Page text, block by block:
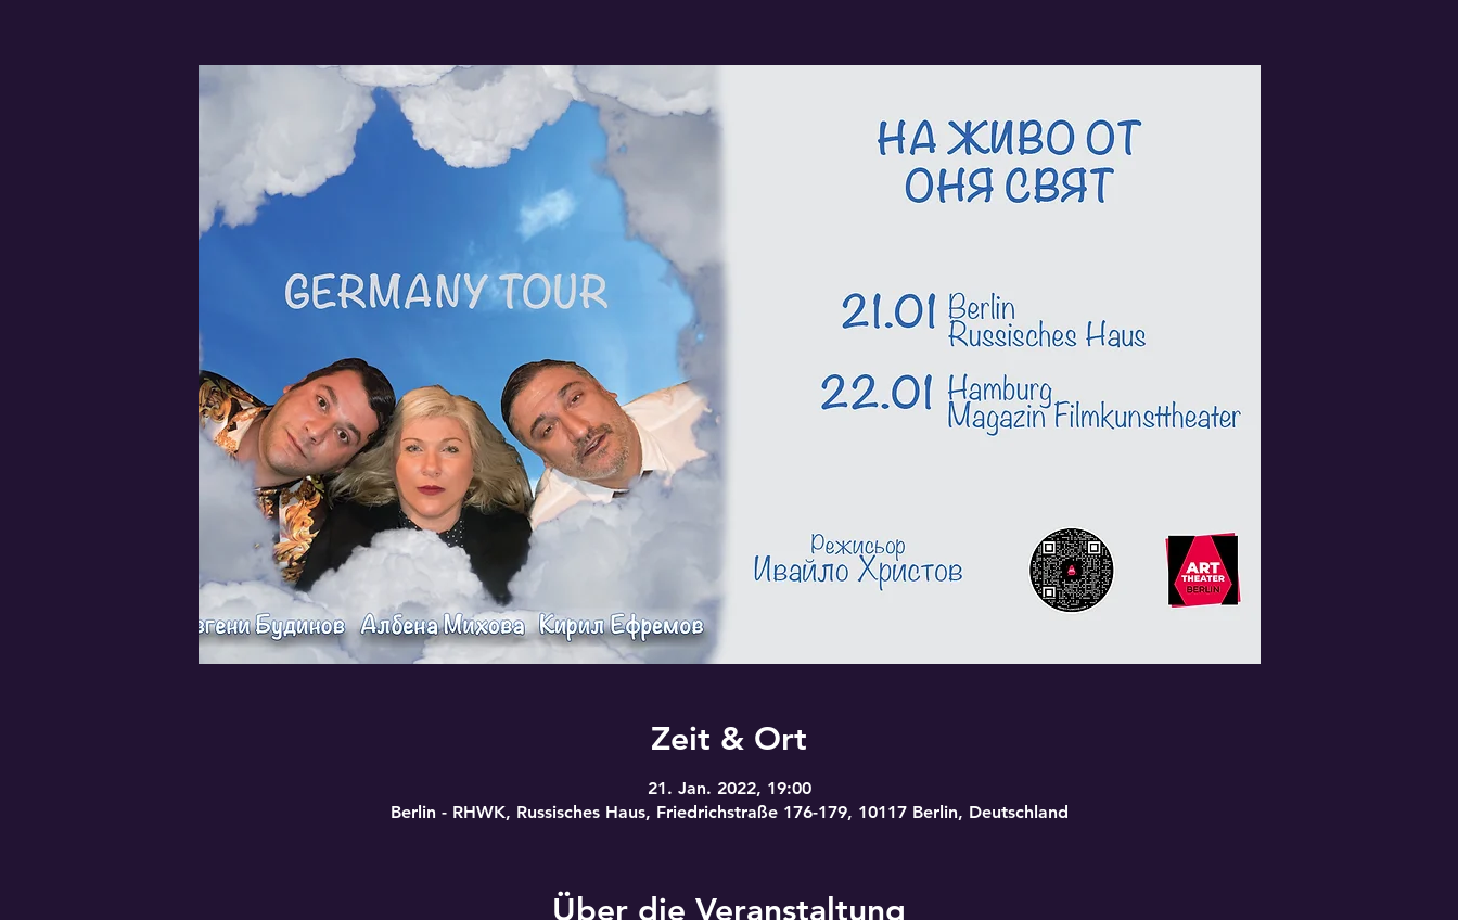
Zeit & Ort
21. Jan. 2022, 19:00
Berlin - RHWK, Russisches Haus, Friedrichstraße 176-179, 10117 Berlin, Deutschland
Über die Veranstaltung